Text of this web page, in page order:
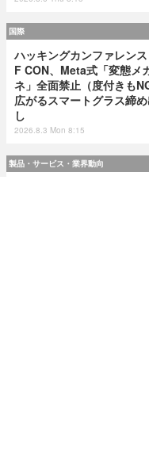
国際
ハッキングカンファレン
F CON、Meta式「変態メ
ネ」全面禁止（度付きも
広がるスマートグラス締
し
2026.8.3 Mon 8:15
製品・サービス・業界動向